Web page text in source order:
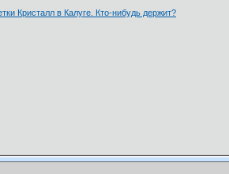
Кристалл в Калуге. Кто-нибудь держит?